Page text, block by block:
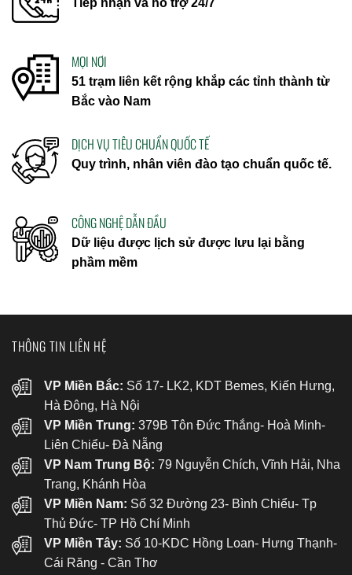
MỌI NƠI
51 trạm liên kết rộng khắp các tỉnh thành từ
Bắc vào Nam
DỊCH VỤ TIÊU CHUẨN QUỐC TẾ
Quy trình, nhân viên đào tạo chuẩn quốc tế.
CÔNG NGHỆ DẪN ĐẦU
Dữ liệu được lịch sử được lưu lại bằng
phầm mềm
THÔNG TIN LIÊN HỆ
VP Miền Bắc: Số 17- LK2, KDT Bemes, Kiến Hưng,
Hà Đông, Hà Nội
VP Miền Trung: 379B Tôn Đức Thắng- Hoà Minh-
Liên Chiểu- Đà Nẵng
VP Nam Trung Bộ: 79 Nguyễn Chích, Vĩnh Hải, Nha
Trang, Khánh Hòa
VP Miền Nam: Số 32 Đường 23- Bình Chiểu- Tp
Thủ Đức- TP Hồ Chí Minh
VP Miền Tây: Số 10-KDC Hồng Loan- Hưng Thạnh-
Cái Răng - Cần Thơ